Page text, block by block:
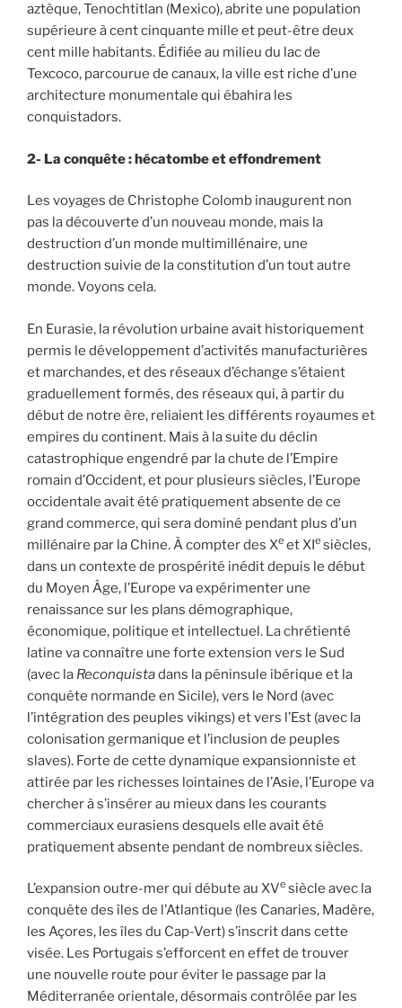
aztèque, Tenochtitlan (Mexico), abrite une population
supérieure à cent cinquante mille et peut-être deux
cent mille habitants. Édifiée au milieu du lac de
Texcoco, parcourue de canaux, la ville est riche d’une
architecture monumentale qui ébahira les
conquistadors.
2- La conquête : hécatombe et effondrement
Les voyages de Christophe Colomb inaugurent non
pas la découverte d’un nouveau monde, mais la
destruction d’un monde multimillénaire, une
destruction suivie de la constitution d’un tout autre
monde. Voyons cela.
En Eurasie, la révolution urbaine avait historiquement
permis le développement d’activités manufacturières
et marchandes, et des réseaux d’échange s’étaient
graduellement formés, des réseaux qui, à partir du
début de notre ère, reliaient les différents royaumes et
empires du continent. Mais à la suite du déclin
catastrophique engendré par la chute de l’Empire
romain d’Occident, et pour plusieurs siècles, l’Europe
occidentale avait été pratiquement absente de ce
grand commerce, qui sera dominé pendant plus d’un
millénaire par la Chine. À compter des Xe et XIe siècles,
dans un contexte de prospérité inédit depuis le début
du Moyen Âge, l’Europe va expérimenter une
renaissance sur les plans démographique,
économique, politique et intellectuel. La chrétienté
latine va connaître une forte extension vers le Sud
(avec la Reconquistadans la péninsule ibérique et la
conquête normande en Sicile), vers le Nord (avec
l’intégration des peuples vikings) et vers l’Est (avec la
colonisation germanique et l’inclusion de peuples
slaves). Forte de cette dynamique expansionniste et
attirée par les richesses lointaines de l’Asie, l’Europe va
chercher à s’insérer au mieux dans les courants
commerciaux eurasiens desquels elle avait été
pratiquement absente pendant de nombreux siècles.
L’expansion outre-mer qui débute au XVe siècle avec la
conquête des îles de l’Atlantique (les Canaries, Madère,
les Açores, les îles du Cap-Vert) s’inscrit dans cette
visée. Les Portugais s’efforcent en effet de trouver
une nouvelle route pour éviter le passage par la
Méditerranée orientale, désormais contrôlée par les